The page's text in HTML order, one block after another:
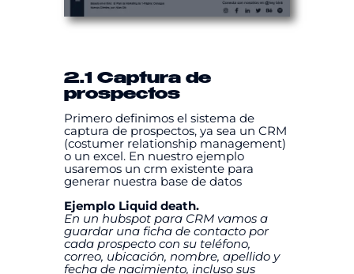
2.1 Captura de
prospectos
Primero definimos el sistema de
captura de prospectos, ya sea un CRM
(costumer relationship management)
o un excel. En nuestro ejemplo
usaremos un crm existente para
generar nuestra base de datos
Ejemplo Liquid death.
En un hubspot para CRM vamos a
guardar una ficha de contacto por
cada prospecto con su teléfono,
correo, ubicación, nombre, apellido y
fecha de nacimiento, incluso sus